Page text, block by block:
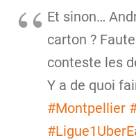
Et sinon…
carton ?
conteste les
Y a de quoi
#Montpellier